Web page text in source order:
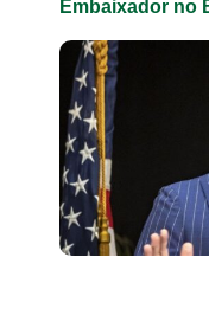
Embaixador no